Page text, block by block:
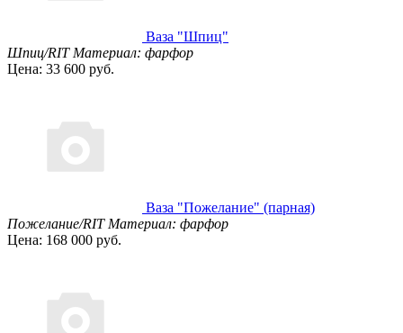
Ваза "Шпиц"
Шпиц/RIT Материал: фарфор
Цена: 33 600 руб.
Ваза "Пожелание" (парная)
Пожелание/RIT Материал: фарфор
Цена: 168 000 руб.